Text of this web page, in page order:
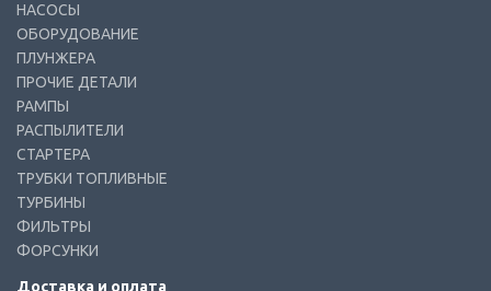
НАСОСЫ
ОБОРУДОВАНИЕ
ПЛУНЖЕРА
ПРОЧИЕ ДЕТАЛИ
РАМПЫ
РАСПЫЛИТЕЛИ
СТАРТЕРА
ТРУБКИ ТОПЛИВНЫЕ
ТУРБИНЫ
ФИЛЬТРЫ
ФОРСУНКИ
Доставка и оплата